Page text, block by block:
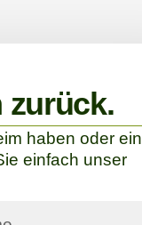
zurück.
haben oder ein
einfach unser